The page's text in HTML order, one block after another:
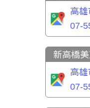
高
07-
新高橋
高
07-